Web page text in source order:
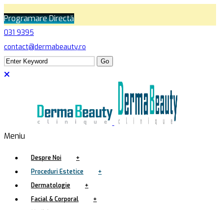
Programare Directă
031 9395
contact@dermabeauty.ro
Meniu
Despre Noi
+
Proceduri Estetice
+
Dermatologie
+
Facial & Corporal
+